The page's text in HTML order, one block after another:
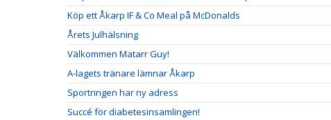
Köp ett Åkarp IF & Co Meal på McDonalds
Årets Julhälsning
Välkommen Matarr Guy!
A-lagets tränare lämnar Åkarp
Sportringen har ny adress
Succé för diabetesinsamlingen!